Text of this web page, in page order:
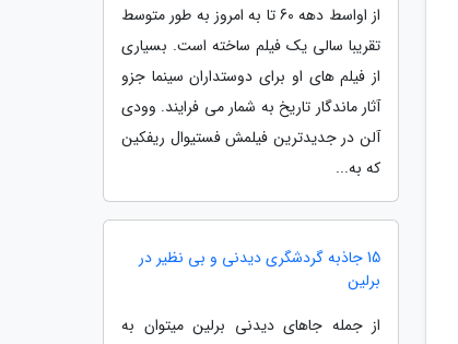
از اواسط دهه 60 تا به امروز به طور متوسط
تقریبا سالی یک فیلم ساخته است. بسیاری
از فیلم های او برای دوستداران سینما جزو
آثار ماندگار تاریخ به شمار می فرایند. وودی
آلن در جدیدترین فیلمش فستیوال ریفکین
که به...
15 جاذبه گردشگری دیدنی و بی نظیر در
برلین
از جمله جاهای دیدنی برلین میتوان به